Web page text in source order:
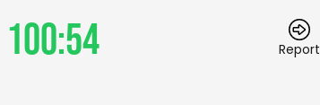
100:54 Report